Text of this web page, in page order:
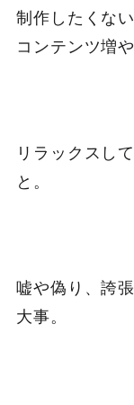
制作したくな
コンテンツ増
リラックスし
と。
嘘や偽り、誇
大事。